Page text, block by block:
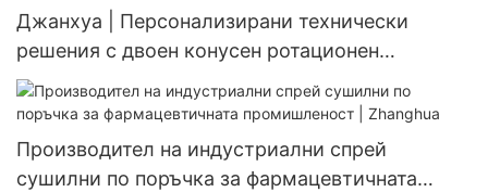
Джанхуа | Персонализирани технически
решения с двоен конусен ротационен
вакуумен сушилник за преработка на храни
Производител на индустриални спрей
сушилни по поръчка за фармацевтичната